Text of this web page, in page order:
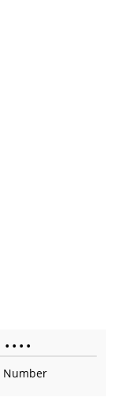
• • • •
Number